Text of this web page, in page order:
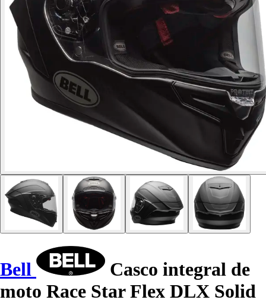
Bell
Casco integral de
moto Race Star Flex DLX Solid